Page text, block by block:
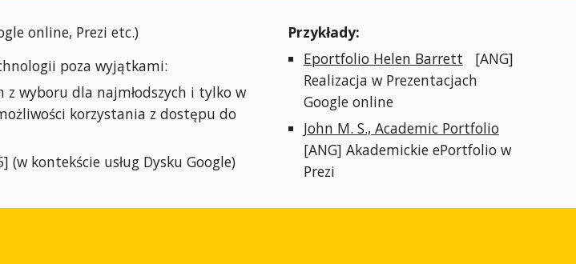
online, Prezi etc.)
poza wyjątkami:
z wyboru dla najmłodszych i tylko w
korzystania z dostępu do
kontekście usług Dysku Google)
Przykłady:
Eportfolio Helen Barrett [ANG]
Realizacja w Prezentacjach
Google online
John M. S., Academic Portfolio
[ANG] Akademickie ePortfolio w
Prezi